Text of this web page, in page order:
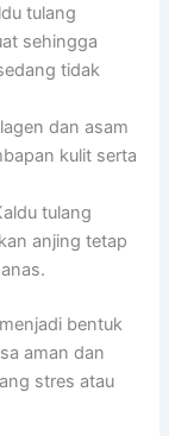
tulang
sehingga
tidak
dan asam
kulit serta
tulang
anjing tetap
bentuk
aman dan
stres atau